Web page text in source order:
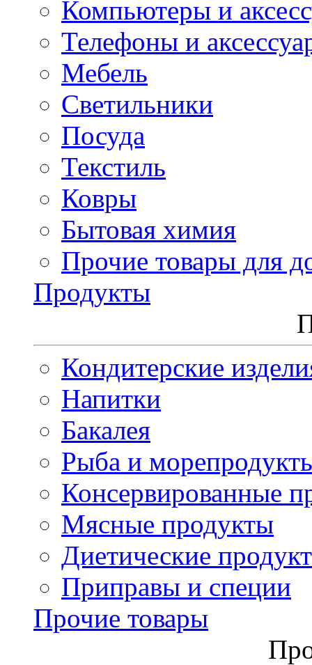
Компьютеры и
Телефоны и
Мебель
Светильники
Посуда
Текстиль
Ковры
Бытовая химия
Прочие товары для
Продукты
Кондитерские
Напитки
Бакалея
Рыба и
Консервированные
Мясные продукты
Диетические
Приправы и специи
Прочие товары